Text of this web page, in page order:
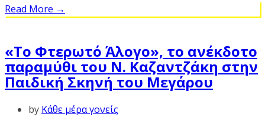
Read More →
«Το Φτερωτό Άλογο», το ανέκδοτο
παραμύθι του Ν. Καζαντζάκη στην
Παιδική Σκηνή του Μεγάρου
by Κάθε μέρα γονείς